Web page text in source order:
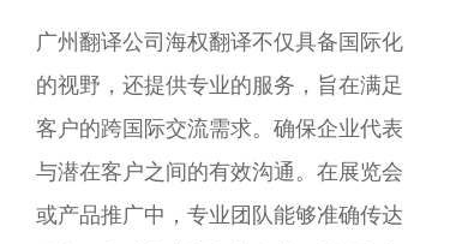
广州翻译公司海权翻译不仅具备国际化
的视野，还提供专业的服务，旨在满足
客户的跨国际交流需求。确保企业代表
与潜在客户之间的有效沟通。在展览会
或产品推广中，专业团队能够准确传达